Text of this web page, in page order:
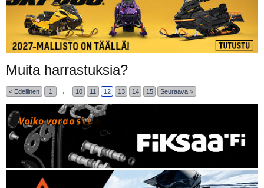
Muita harrastuksia?
< Edellinen 1 ← 10 11 12 13 14 15 Seuraava >